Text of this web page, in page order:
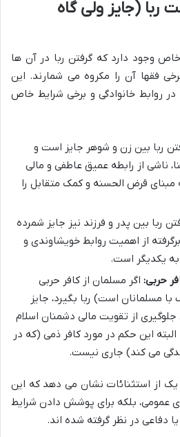
ربا (جایز ولی گاه
خاص وجود دارد که گرفتن ربا در آن ها
فقها آن را مکروه می شمارند. این
روابط خانوادگی و برخی شرایط خاص
ربا بین زن و شوهر جایز است و
ناشی از رابطه عمیق عاطفی و مالی
قرض الحسنه و کمک متقابل را
ربا بین پدر و فرزند نیز جایز شمرده
از اهمیت روابط خویشاوندی و
به یکدیگر است.
حربی: اگر مسلمان از کافر حربی
مسلمانان است) ربا بگیرد، جایز
از تقویت مالی دشمنان اسلام
این حکم در مورد کافر ذمی (که در
می کند) جاری نیست.
از استثنائات نشان می دهد که این
عمومی، بلکه برای پوشش دادن شرایط
دفاعی در نظر گرفته شده اند.